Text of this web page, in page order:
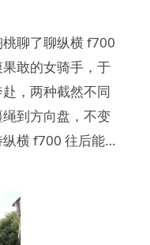
聊了聊纵横 f700
敢的女骑手，于
，两种截然不同
到方向盘，不变
横 f700 往后能